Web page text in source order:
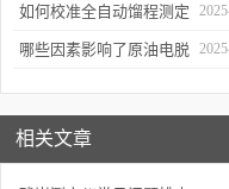
工、燃料行业中的关键作
用
如何校准全自动馏程测定
仪以确保数据准确性？
哪些因素影响了原油电脱
相关文章